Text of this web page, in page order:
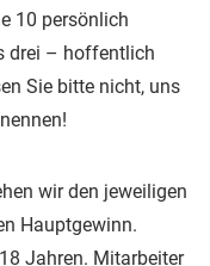
10 persönlich
drei – hoffentlich
Sie bitte nicht, uns
wir den jeweiligen
Hauptgewinn.
Jahren. Mitarbeiter